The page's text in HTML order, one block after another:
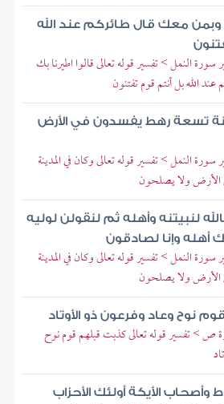
وبمن معك قال طائركم عند الله
النمل > تفسير قوله تعالى قالوا اطيرنا بك
الله بل أنتم قوم تفتنون
تسعة رهط يفسدون في الأرض
النمل > تفسير قوله تعالى وكان في المدينة
ولا يصلحون
لنبيتنه وأهله ثم لنقولن لوليه
أهله وإنا لصادقون
النمل > تفسير قوله تعالى وكان في المدينة
ولا يصلحون
نوح وعاد وفرعون ذو الأوتاد
> تفسير قوله تعالى كذبت قبلهم قوم نوح
وأصحاب الأيكة أولئك الأحزاب